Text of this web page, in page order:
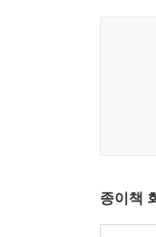
가능성
양상으
종이책